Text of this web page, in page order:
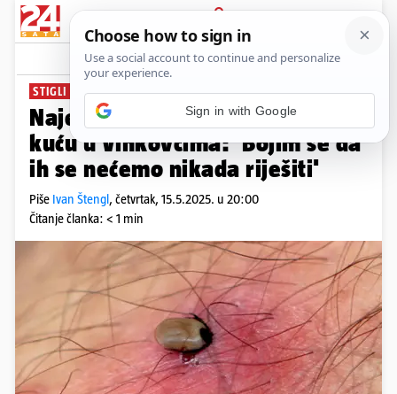
PRIJAVA
News Komentari
STIGLI I VETERINARI
Najezda krpelja okupirala im
kuću u Vinkovcima: 'Bojim se da
ih se nećemo nikada riješiti'
Piše Ivan Štengl, četvrtak, 15.5.2025. u 20:00
Čitanje članka: < 1 min